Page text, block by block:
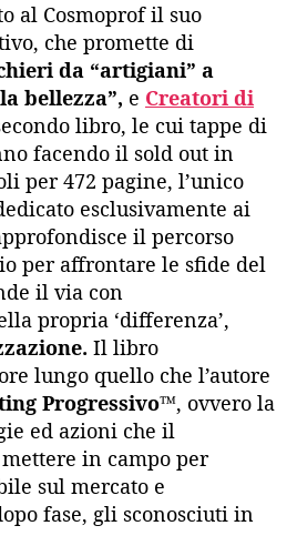
al Cosmoprof il suo
che promette di
da “artigiani” a
bellezza”, e Creatori di
libro, le cui tappe di
facendo il sold out in
per 472 pagine, l’unico
esclusivamente ai
il percorso
per affrontare le sfide del
il via con
propria ‘differenza’,
Il libro
lungo quello che l’autore
Progressivo™, ovvero la
ed azioni che il
in campo per
sul mercato e
fase, gli sconosciuti in